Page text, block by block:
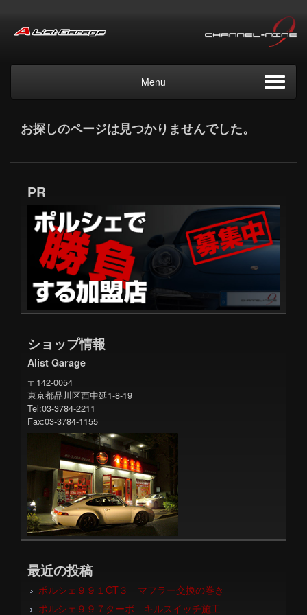
Menu
お探しのページは見つかりませんでした。
PR
ショップ情報
Alist Garage
〒142-0054
東京都品川区西中延1-8-19
Tel:03-3784-2211
Fax:03-3784-1155
最近の投稿
ポルシェ９９１GT３ マフラー交換の巻き
ポルシェ９９７ターボ キルスイッチ施工